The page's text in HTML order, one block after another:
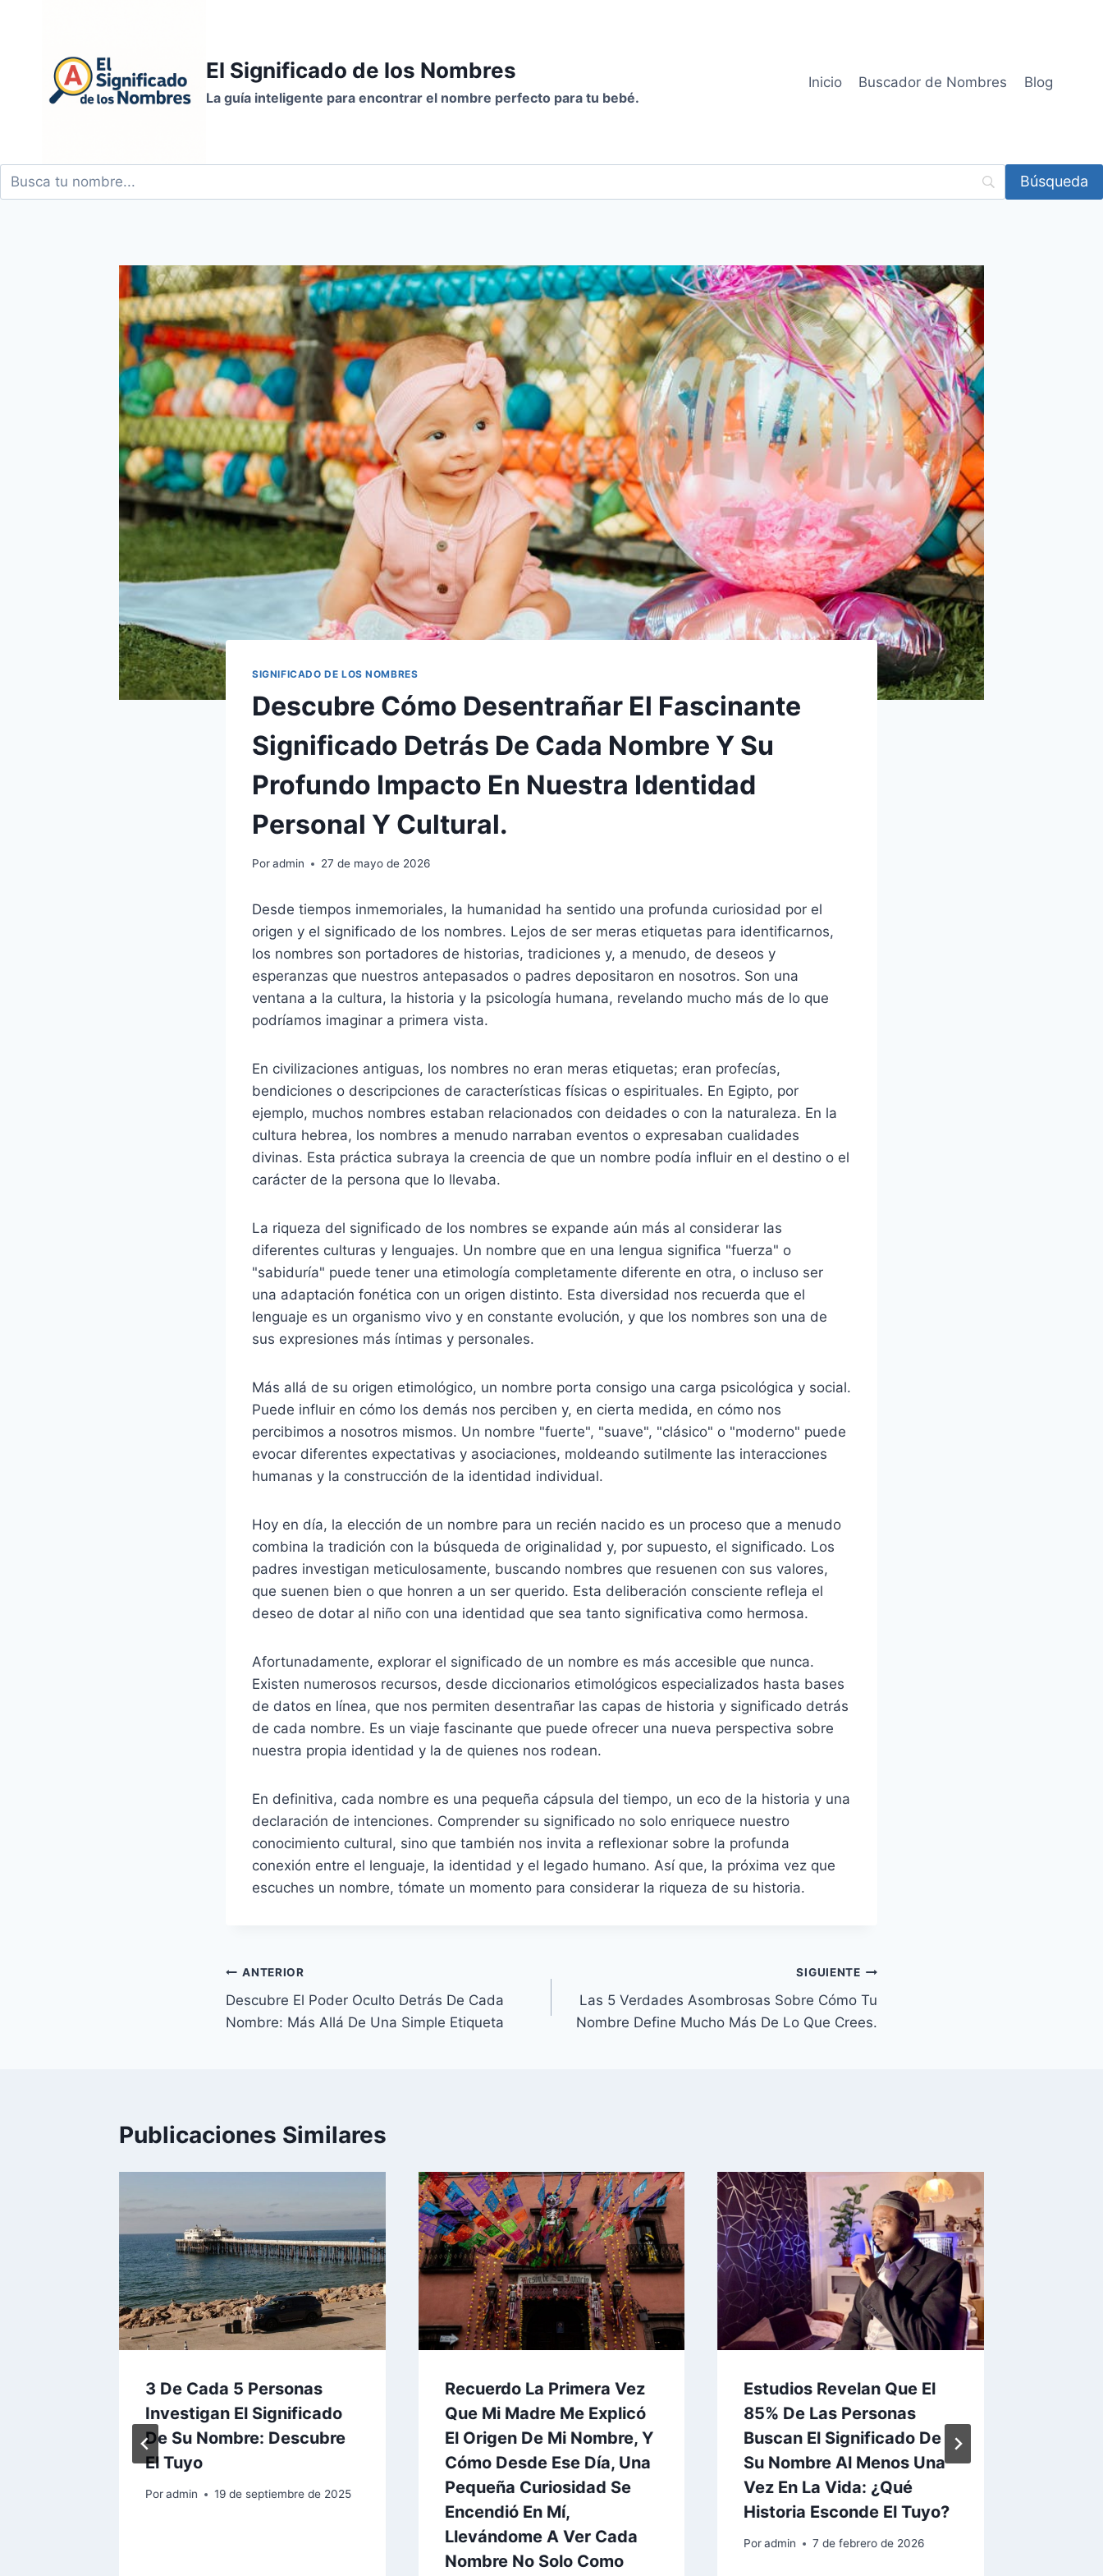
contenido
El Significado de los Nombres
La guía inteligente para encontrar el nombre perfecto para tu bebé.
Inicio Buscador de Nombres Blog
SIGNIFICADO DE LOS NOMBRES
Descubre Cómo Desentrañar El Fascinante
Significado Detrás De Cada Nombre Y Su
Profundo Impacto En Nuestra Identidad
Personal Y Cultural.
Poradmin 27 de mayo de 2026
Desde tiempos inmemoriales, la humanidad ha sentido una profunda curiosidad por el
origen y el significado de los nombres. Lejos de ser meras etiquetas para identificarnos,
los nombres son portadores de historias, tradiciones y, a menudo, de deseos y
esperanzas que nuestros antepasados o padres depositaron en nosotros. Son una
ventana a la cultura, la historia y la psicología humana, revelando mucho más de lo que
podríamos imaginar a primera vista.
En civilizaciones antiguas, los nombres no eran meras etiquetas; eran profecías,
bendiciones o descripciones de características físicas o espirituales. En Egipto, por
ejemplo, muchos nombres estaban relacionados con deidades o con la naturaleza. En la
cultura hebrea, los nombres a menudo narraban eventos o expresaban cualidades
divinas. Esta práctica subraya la creencia de que un nombre podía influir en el destino o el
carácter de la persona que lo llevaba.
La riqueza del significado de los nombres se expande aún más al considerar las
diferentes culturas y lenguajes. Un nombre que en una lengua significa "fuerza" o
"sabiduría" puede tener una etimología completamente diferente en otra, o incluso ser
una adaptación fonética con un origen distinto. Esta diversidad nos recuerda que el
lenguaje es un organismo vivo y en constante evolución, y que los nombres son una de
sus expresiones más íntimas y personales.
Más allá de su origen etimológico, un nombre porta consigo una carga psicológica y social.
Puede influir en cómo los demás nos perciben y, en cierta medida, en cómo nos
percibimos a nosotros mismos. Un nombre "fuerte", "suave", "clásico" o "moderno" puede
evocar diferentes expectativas y asociaciones, moldeando sutilmente las interacciones
humanas y la construcción de la identidad individual.
Hoy en día, la elección de un nombre para un recién nacido es un proceso que a menudo
combina la tradición con la búsqueda de originalidad y, por supuesto, el significado. Los
padres investigan meticulosamente, buscando nombres que resuenen con sus valores,
que suenen bien o que honren a un ser querido. Esta deliberación consciente refleja el
deseo de dotar al niño con una identidad que sea tanto significativa como hermosa.
Afortunadamente, explorar el significado de un nombre es más accesible que nunca.
Existen numerosos recursos, desde diccionarios etimológicos especializados hasta bases
de datos en línea, que nos permiten desentrañar las capas de historia y significado detrás
de cada nombre. Es un viaje fascinante que puede ofrecer una nueva perspectiva sobre
nuestra propia identidad y la de quienes nos rodean.
En definitiva, cada nombre es una pequeña cápsula del tiempo, un eco de la historia y una
declaración de intenciones. Comprender su significado no solo enriquece nuestro
conocimiento cultural, sino que también nos invita a reflexionar sobre la profunda
conexión entre el lenguaje, la identidad y el legado humano. Así que, la próxima vez que
escuches un nombre, tómate un momento para considerar la riqueza de su historia.
Navegación
de
ANTERIOR
Descubre El Poder Oculto Detrás De Cada
Nombre: Más Allá De Una Simple Etiqueta
SIGUIENTE
Las 5 Verdades Asombrosas Sobre Cómo Tu
Nombre Define Mucho Más De Lo Que Crees.
Publicaciones Similares
3 De Cada 5 Personas
Investigan El Significado
De Su Nombre: Descubre
El Tuyo
Poradmin 19 de septiembre de 2025
Recuerdo La Primera Vez
Que Mi Madre Me Explicó
El Origen De Mi Nombre, Y
Cómo Desde Ese Día, Una
Pequeña Curiosidad Se
Encendió En Mí,
Llevándome A Ver Cada
Nombre No Solo Como
Estudios Revelan Que El
85% De Las Personas
Buscan El Significado De
Su Nombre Al Menos Una
Vez En La Vida: ¿Qué
Historia Esconde El Tuyo?
Por admin 7 de febrero de 2026